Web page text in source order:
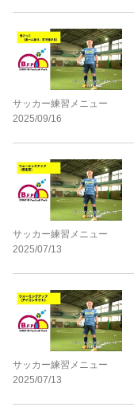
サッカー練習メニュー
2025/09/16
サッカー練習メニュー
2025/07/13
サッカー練習メニュー
2025/07/13